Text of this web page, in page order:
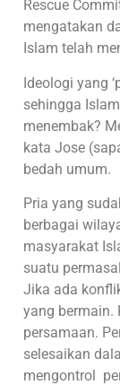
Rescue
mengatakan
Islam telah
Ideologi yang
sehingga
menembak?
kata Jose
bedah umum.
Pria yang
berbagai
masyarakat
suatu
Jika ada
yang bermain.
persamaan.
selesaikan
mengontrol